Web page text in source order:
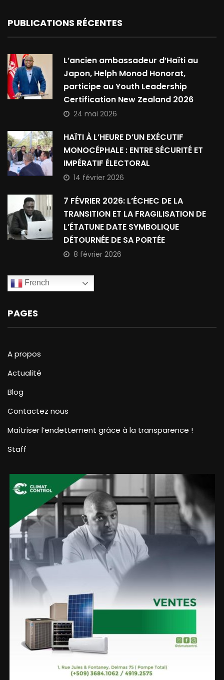
PUBLICATIONS RÉCENTES
L’ancien ambassadeur d’Haïti au
Japon, Helph Monod Honorat,
participe au Youth Leadership
Certification New Zealand 2026
24 mai 2026
HAÏTI À L’HEURE D’UN EXÉCUTIF
MONOCÉPHALE : ENTRE SÉCURITÉ ET
IMPÉRATIF ÉLECTORAL
14 février 2026
7 FÉVRIER 2026: L’ÉCHEC DE LA
TRANSITION ET LA FRAGILISATION DE
L’ÉTATUNE DATE SYMBOLIQUE
DÉTOURNÉE DE SA PORTÉE
8 février 2026
French
PAGES
A propos
Actualité
Blog
Contactez nous
Maîtriser l’endettement grâce à la transparence !
Staff